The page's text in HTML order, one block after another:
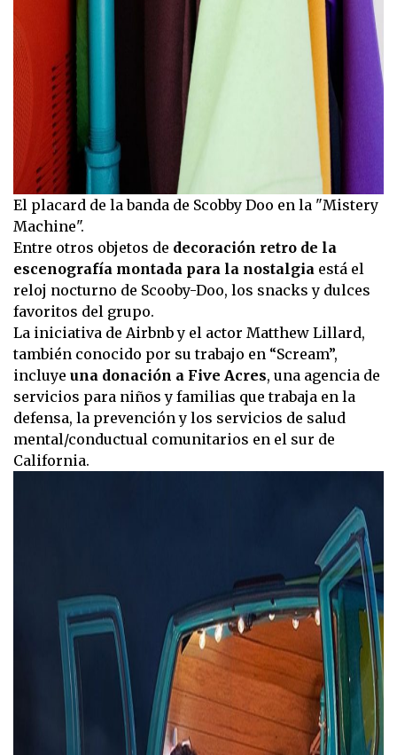
El placard de la banda de Scobby Doo en la "Mistery
Machine".
Entre otros objetos de decoración retro de la
escenografía montada para la nostalgia está el
reloj nocturno de Scooby-Doo, los snacks y dulces
favoritos del grupo.
La iniciativa de Airbnb y el actor Matthew Lillard,
también conocido por su trabajo en “Scream”,
incluye una donación a Five Acres, una agencia de
servicios para niños y familias que trabaja en la
defensa, la prevención y los servicios de salud
mental/conductual comunitarios en el sur de
California.